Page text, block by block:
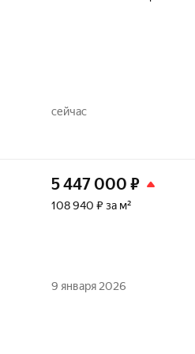
сейчас
5 447 000 ₽
108 940 ₽ за м²
9 января 2026